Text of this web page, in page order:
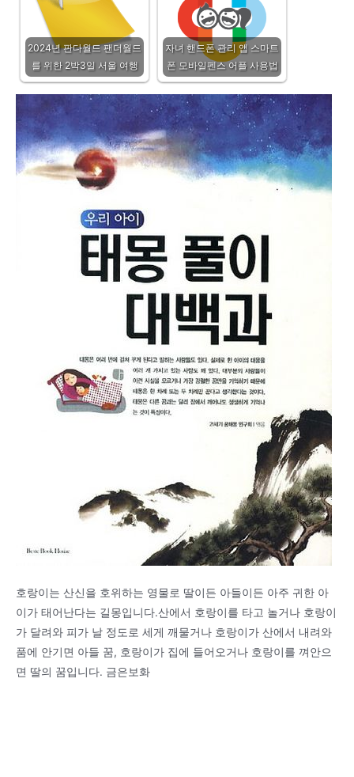
2024년 판다월드 팬더월드
를 위한 2박3일 서울 여행
자녀 핸드폰 관리 앱 스마트
폰 모바일펜스 어플 사용법
호랑이는 산신을 호위하는 영물로 딸이든 아들이든 아주 귀한 아
이가 태어난다는 길몽입니다.산에서 호랑이를 타고 놀거나 호랑이
가 달려와 피가 날 정도로 세게 깨물거나 호랑이가 산에서 내려와
품에 안기면 아들 꿈, 호랑이가 집에 들어오거나 호랑이를 껴안으
면 딸의 꿈입니다. 금은보화